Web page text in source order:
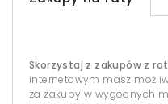
Skorzystaj z zakupów z
internetowym masz
za zakupy w wygodnych